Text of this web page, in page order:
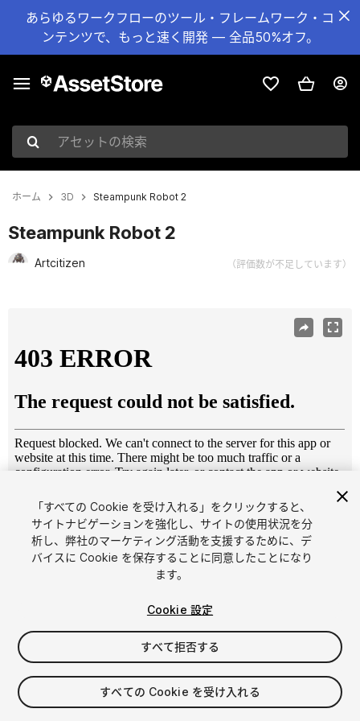
あらゆるワークフローのツール・フレームワーク・コ
ンテンツで、もっと速く開発 — 全品50%オフ。
アセットの検索
ホーム 3D Steampunk Robot 2
Steampunk Robot 2
Artcitizen （評価数が不足しています）
1 /4
$15
消費税は決済時に計算されます
「すべての Cookie を受け入れる」をクリックすると、
サイトナビゲーションを強化し、サイトの使用状況を分
析し、弊社のマーケティング活動を支援するために、デ
バイスに Cookie を保存することに同意したことになり
ます。
Cookie 設定
すべて拒否する
すべての Cookie を受け入れる